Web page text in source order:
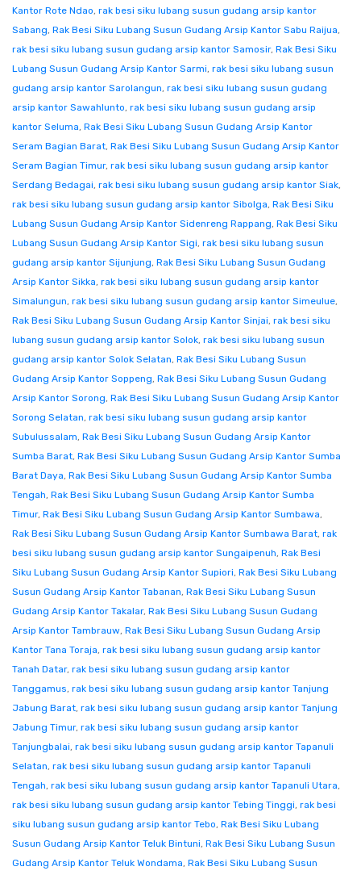
Kantor Rote Ndao, rak besi siku lubang susun gudang arsip kantor
Sabang, Rak Besi Siku Lubang Susun Gudang Arsip Kantor Sabu Raijua,
rak besi siku lubang susun gudang arsip kantor Samosir, Rak Besi Siku
Lubang Susun Gudang Arsip Kantor Sarmi, rak besi siku lubang susun
gudang arsip kantor Sarolangun, rak besi siku lubang susun gudang
arsip kantor Sawahlunto, rak besi siku lubang susun gudang arsip
kantor Seluma, Rak Besi Siku Lubang Susun Gudang Arsip Kantor
Seram Bagian Barat, Rak Besi Siku Lubang Susun Gudang Arsip Kantor
Seram Bagian Timur, rak besi siku lubang susun gudang arsip kantor
Serdang Bedagai, rak besi siku lubang susun gudang arsip kantor Siak,
rak besi siku lubang susun gudang arsip kantor Sibolga, Rak Besi Siku
Lubang Susun Gudang Arsip Kantor Sidenreng Rappang, Rak Besi Siku
Lubang Susun Gudang Arsip Kantor Sigi, rak besi siku lubang susun
gudang arsip kantor Sijunjung, Rak Besi Siku Lubang Susun Gudang
Arsip Kantor Sikka, rak besi siku lubang susun gudang arsip kantor
Simalungun, rak besi siku lubang susun gudang arsip kantor Simeulue,
Rak Besi Siku Lubang Susun Gudang Arsip Kantor Sinjai, rak besi siku
lubang susun gudang arsip kantor Solok, rak besi siku lubang susun
gudang arsip kantor Solok Selatan, Rak Besi Siku Lubang Susun
Gudang Arsip Kantor Soppeng, Rak Besi Siku Lubang Susun Gudang
Arsip Kantor Sorong, Rak Besi Siku Lubang Susun Gudang Arsip Kantor
Sorong Selatan, rak besi siku lubang susun gudang arsip kantor
Subulussalam, Rak Besi Siku Lubang Susun Gudang Arsip Kantor
Sumba Barat, Rak Besi Siku Lubang Susun Gudang Arsip Kantor Sumba
Barat Daya, Rak Besi Siku Lubang Susun Gudang Arsip Kantor Sumba
Tengah, Rak Besi Siku Lubang Susun Gudang Arsip Kantor Sumba
Timur, Rak Besi Siku Lubang Susun Gudang Arsip Kantor Sumbawa,
Rak Besi Siku Lubang Susun Gudang Arsip Kantor Sumbawa Barat, rak
besi siku lubang susun gudang arsip kantor Sungaipenuh, Rak Besi
Siku Lubang Susun Gudang Arsip Kantor Supiori, Rak Besi Siku Lubang
Susun Gudang Arsip Kantor Tabanan, Rak Besi Siku Lubang Susun
Gudang Arsip Kantor Takalar, Rak Besi Siku Lubang Susun Gudang
Arsip Kantor Tambrauw, Rak Besi Siku Lubang Susun Gudang Arsip
Kantor Tana Toraja, rak besi siku lubang susun gudang arsip kantor
Tanah Datar, rak besi siku lubang susun gudang arsip kantor
Tanggamus, rak besi siku lubang susun gudang arsip kantor Tanjung
Jabung Barat, rak besi siku lubang susun gudang arsip kantor Tanjung
Jabung Timur, rak besi siku lubang susun gudang arsip kantor
Tanjungbalai, rak besi siku lubang susun gudang arsip kantor Tapanuli
Selatan, rak besi siku lubang susun gudang arsip kantor Tapanuli
Tengah, rak besi siku lubang susun gudang arsip kantor Tapanuli Utara,
rak besi siku lubang susun gudang arsip kantor Tebing Tinggi, rak besi
siku lubang susun gudang arsip kantor Tebo, Rak Besi Siku Lubang
Susun Gudang Arsip Kantor Teluk Bintuni, Rak Besi Siku Lubang Susun
Gudang Arsip Kantor Teluk Wondama, Rak Besi Siku Lubang Susun